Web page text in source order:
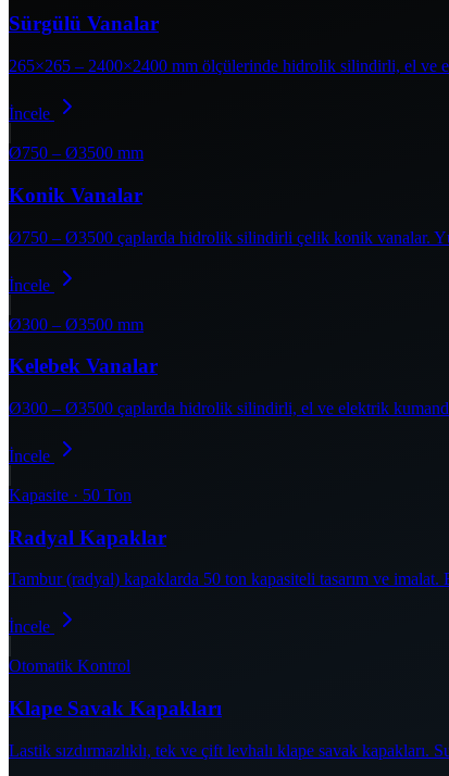
Sürgülü Vanalar
265×265 – 2400×2400 mm ölçülerinde hidrolik silindirli, el ve
İncele
Ø750 – Ø3500 mm
Konik Vanalar
Ø750 – Ø3500 çaplarda hidrolik silindirli çelik konik vanalar.
İncele
Ø300 – Ø3500 mm
Kelebek Vanalar
Ø300 – Ø3500 çaplarda hidrolik silindirli, el ve elektrik
İncele
Kapasite · 50 Ton
Radyal Kapaklar
Tambur (radyal) kapaklarda 50 ton kapasiteli tasarım ve
İncele
Otomatik Kontrol
Klape Savak Kapakları
Lastik sızdırmazlıklı, tek ve çift levhalı klape savak